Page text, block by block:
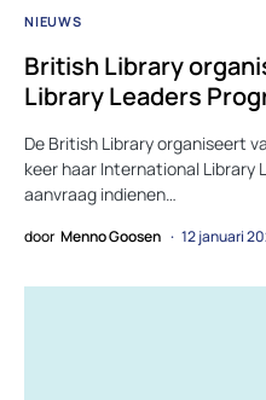
NIEUWS
British Library
Library Leaders
De British Library organiseert
keer haar International Library
aanvraag indienen…
door Menno Goosen 12 januari